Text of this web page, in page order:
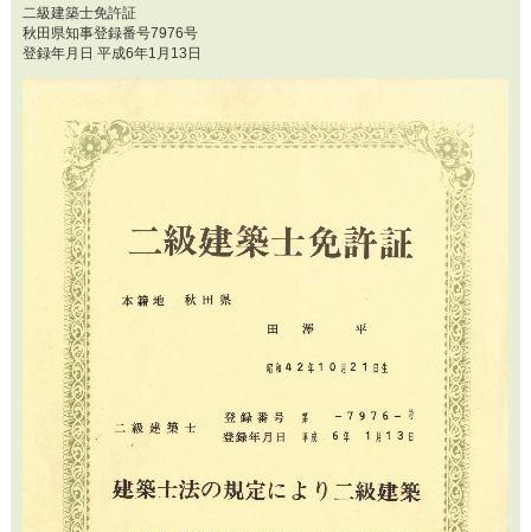
二級建築士免許証
秋田県知事登録番号7976号
登録年月日 平成6年1月13日